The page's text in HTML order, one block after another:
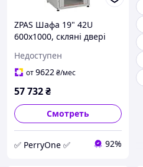
ZPAS Шафа 19" 42U
600x1000, скляні двері
FP, сіра
Недоступен
от9622₴/мес
57 732₴
Смотреть
✅ PerryOne ✅ 92%